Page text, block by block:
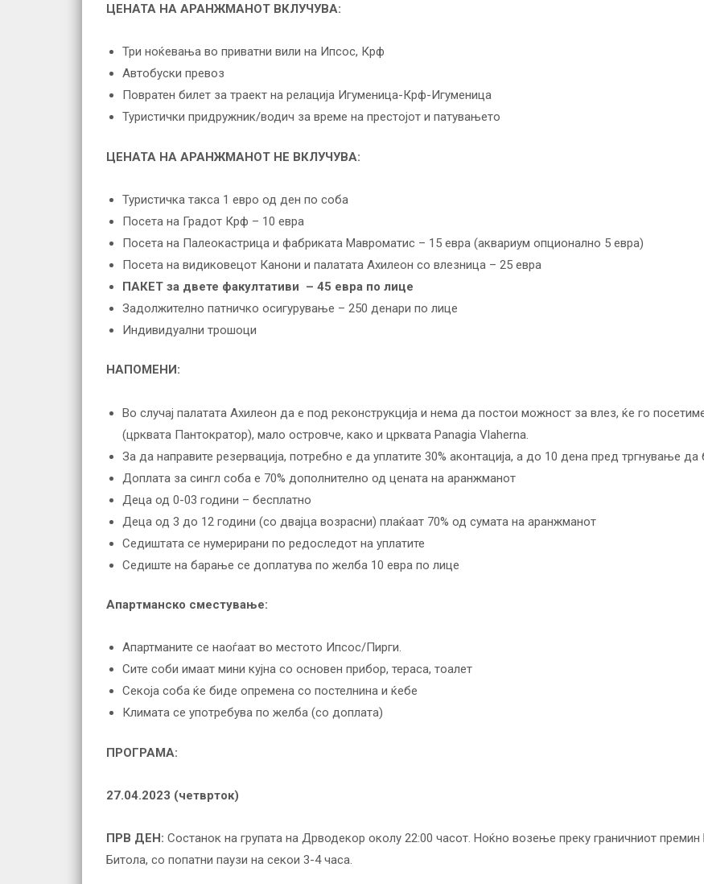
ЦЕНАТА НА АРАНЖМАНОТ ВКЛУЧУВА:
Три ноќевања во приватни вили на Ипсос, Крф
Автобуски превоз
Повратен билет за траект на релација Игуменица-Крф-Игуменица
Туристички придружник/водич за време на престојот и патувањето
ЦЕНАТА НА АРАНЖМАНОТ НЕ ВКЛУЧУВА:
Туристичка такса 1 евро од ден по соба
Посета на Градот Крф – 10 евра
Посета на Палеокастрица и фабриката Мавроматис – 15 евра (аквариум опционално 5 евра)
Посета на видиковецот Канони и палатата Ахилеон со влезница – 25 евра
ПАКЕТ за двете факултативи – 45 евра по лице
Задолжително патничко осигурување – 250 денари по лице
Индивидуални трошоци
НАПОМЕНИ:
Во случај палатата Ахилеон да е под реконструкција и нема да постои можност за влез, ќе го
(црквата Пантократор), мало островче, како и црквата Panagia Vlaherna.
За да направите резервација, потребно е да уплатите 30% аконтација, а до 10 дена пред тргнување
Доплата за сингл соба е 70% дополнително од цената на аранжманот
Деца од 0-03 години – бесплатно
Деца од 3 до 12 години (со двајца возрасни) плаќаат 70% од сумата на аранжманот
Седиштата се нумерирани по редоследот на уплатите
Седиште на барање се доплатува по желба 10 евра по лице
Апартманско сместување:
Апартманите се наоѓаат во местото Ипсос/Пирги.
Сите соби имаат мини кујна со основен прибор, тераса, тоалет
Секоја соба ќе биде опремена со постелнина и ќебe
Климата се употребува по желба (со доплата)
ПРОГРАМА:
27.04.2023 (четврток)
ПРВ ДЕН: Состанок на групата на Дрводекор околу 22:00 часот. Ноќно возење преку граничниот премин
Битола, со попатни паузи на секои 3-4 часа.